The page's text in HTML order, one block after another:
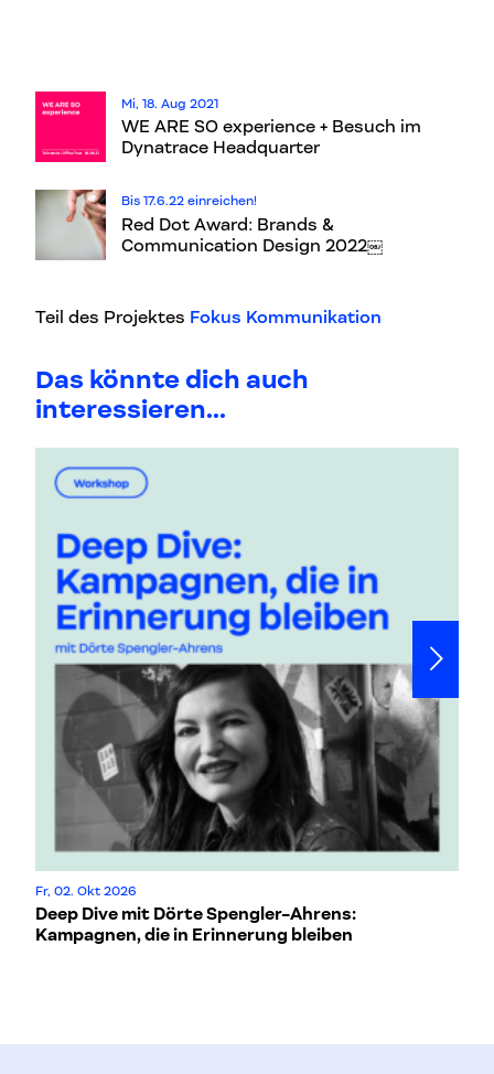
Mi, 18. Aug 2021
WE ARE SO experience + Besuch im
Dynatrace Headquarter
Bis 17.6.22 einreichen!
Red Dot Award: Brands &
Communication Design 2022￼
Teil des Projektes Fokus Kommunikation
Das könnte dich auch
interessieren...
Fr, 02. Okt 2026
Deep Dive mit Dörte Spengler-Ahrens:
Kampagnen, die in Erinnerung bleiben